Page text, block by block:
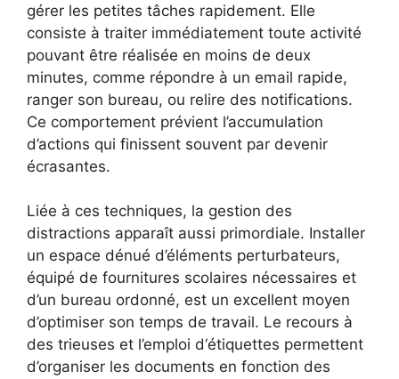
gérer les petites tâches rapidement. Elle
consiste à traiter immédiatement toute activité
pouvant être réalisée en moins de deux
minutes, comme répondre à un email rapide,
ranger son bureau, ou relire des notifications.
Ce comportement prévient l’accumulation
d’actions qui finissent souvent par devenir
écrasantes.
Liée à ces techniques, la gestion des
distractions apparaît aussi primordiale. Installer
un espace dénué d’éléments perturbateurs,
équipé de fournitures scolaires nécessaires et
d’un bureau ordonné, est un excellent moyen
d’optimiser son temps de travail. Le recours à
des trieuses et l’emploi d‘étiquettes permettent
d’organiser les documents en fonction des